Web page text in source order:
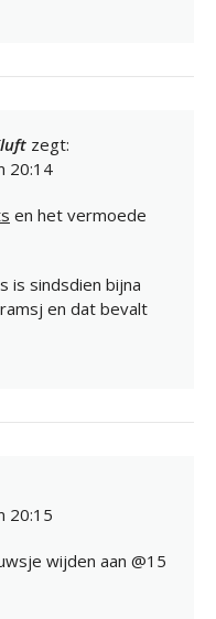
zegt:
20:14
en het vermoede
is sindsdien bijna
en dat bevalt
20:15
wijden aan @15